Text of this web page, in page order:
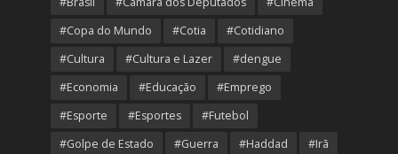
#Copa do Mundo
#Cotia
#Cotidiano
#Cultura
#Cultura e Lazer
#dengue
#Economia
#Educação
#Emprego
#Esporte
#Esportes
#Futebol
#Golpe de Estado
#Guerra #Haddad #Irã